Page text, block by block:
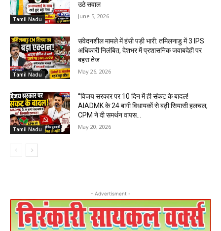
Tamil Nadu
उठे सवाल
June 5, 2026
Tamil Nadu
संवेदनशील मामले में हंसी पड़ी भारी: तमिलनाडु में 3 IPS
अधिकारी निलंबित, देशभर में प्रशासनिक जवाबदेही पर
बहस तेज
May 26, 2026
Tamil Nadu
“विजय सरकार पर 10 दिन में ही संकट के बादल!
AIADMK के 24 बागी विधायकों से बढ़ी सियासी हलचल,
CPM ने दी समर्थन वापस...
May 20, 2026
- Advertisment -